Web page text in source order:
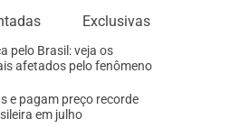
Exclusivas
pelo Brasil: veja os
afetados pelo fenômeno
e pagam preço recorde
em julho